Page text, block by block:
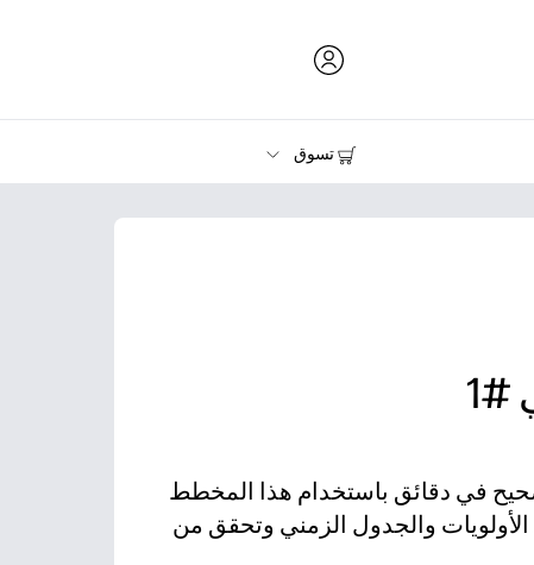
تسوق
الطابعات
#1
في دقائق باستخدام هذا المخطط
الأولويات والجدول الزمني وتحقق من